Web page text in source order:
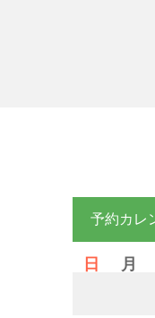
予約カレ
日
月